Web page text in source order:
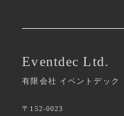
Eventdec Ltd.
有限会社 イベントデック
〒152-0023